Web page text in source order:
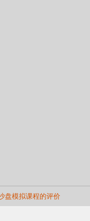
盘模拟课程的评价